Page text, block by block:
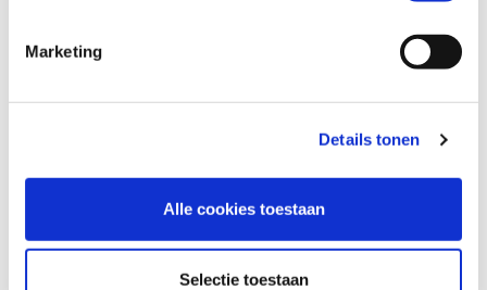
Marketing
Details tonen
Alle cookies toestaan
Selectie toestaan